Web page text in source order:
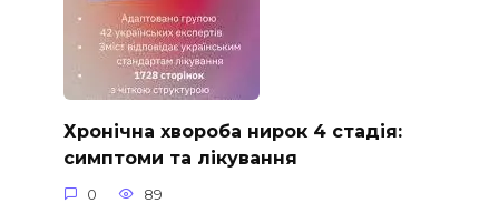
Хронічна хвороба нирок 4 стадія:
симптоми та лікування
0 89